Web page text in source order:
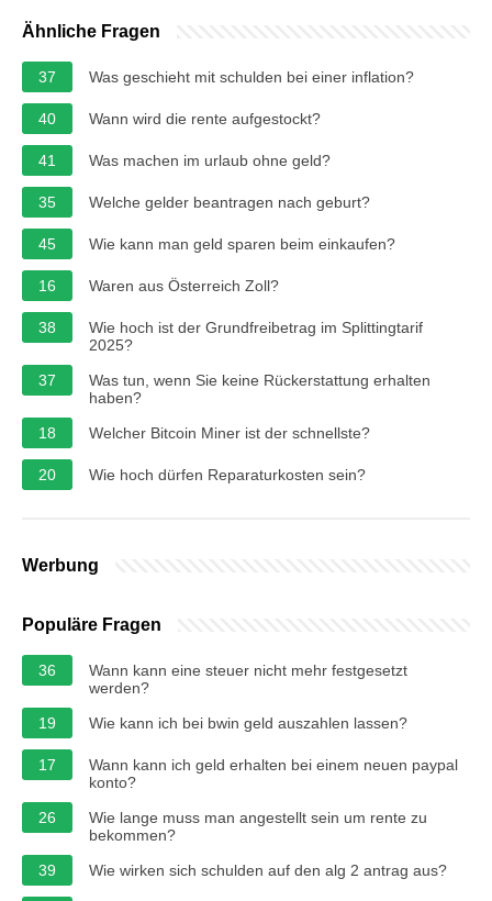
Ähnliche Fragen
37 Was geschieht mit schulden bei einer inflation?
40 Wann wird die rente aufgestockt?
41 Was machen im urlaub ohne geld?
35 Welche gelder beantragen nach geburt?
45 Wie kann man geld sparen beim einkaufen?
16 Waren aus Österreich Zoll?
38
Wie hoch ist der Grundfreibetrag im Splittingtarif
2025?
37
Was tun, wenn Sie keine Rückerstattung erhalten
haben?
18
Welcher Bitcoin Miner ist der schnellste?
20 Wie hoch dürfen Reparaturkosten sein?
Werbung
Populäre Fragen
36
Wann kann eine steuer nicht mehr festgesetzt
werden?
19
Wie kann ich bei bwin geld auszahlen lassen?
17
Wann kann ich geld erhalten bei einem neuen paypal
konto?
26
Wie lange muss man angestellt sein um rente zu
bekommen?
39
Wie wirken sich schulden auf den alg 2 antrag aus?